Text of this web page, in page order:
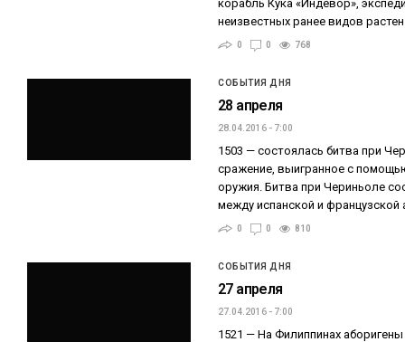
корабль Кука «Индевор»,
неизвестных ранее видов
0 0 768
СОБЫТИЯ ДНЯ
28 апреля
28.04.2016 - 7:00
1503 — состоялась битва при
сражение, выигранное с
оружия. Битва при Чериньоле
между испанской и французской
0 0 810
СОБЫТИЯ ДНЯ
27 апреля
27.04.2016 - 7:00
1521 — На Филиппинах аборигены